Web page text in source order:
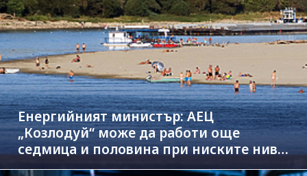
Енергийният министър: АЕЦ
„Козлодуй“ може да работи още
седмица и половина при ниските нива
на Дунав